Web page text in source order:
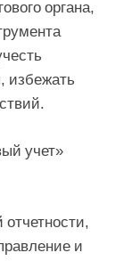
органа,
избежать
учет»
и